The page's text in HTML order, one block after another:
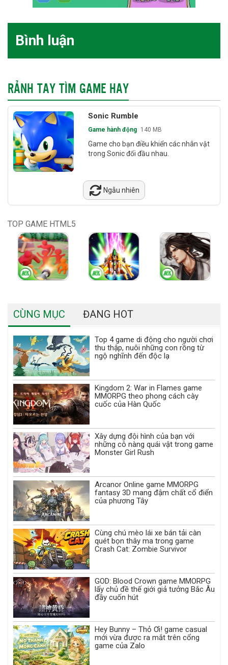
Bình luận
RẢNH TAY TÌM GAME HAY
Sonic Rumble
Game hành động 140 MB
Game cho bạn điều khiển các nhân vật
trong Sonic đối đầu nhau.
Ngẫu nhiên
TOP GAME HTML5
CÙNG MỤC ĐANG HOT
Top 4 game di động cho người chơi
thu thập, nuôi những con rồng từ
ngộ nghĩnh đến độc lạ
Kingdom 2: War in Flames game
MMORPG theo phong cách cày
cuốc của Hàn Quốc
Xây dựng đội hình của bạn với
những cô nàng quái vật trong game
Monster Girl Rush
Arcanor Online game MMORPG
fantasy 3D mang đậm chất cổ điển
của phương Tây
Cùng chú mèo lái xe bán tải càn
quét bọn thây ma trong game
Crash Cat: Zombie Survivor
GOD: Blood Crown game MMORPG
lấy chủ đề thế giới giả tưởng Bắc Âu
đầy cuốn hút
Hey Bunny – Thỏ Ơi! game casual
mới vừa được ra mắt trên cổng
game của Zalo